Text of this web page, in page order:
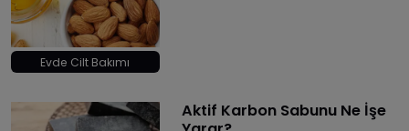
Evde Cilt Bakımı
Aktif Karbon Sabunu Ne İşe